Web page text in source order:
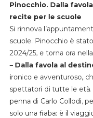
Pinocchio. Dalla
recite per le scuole
Si rinnova
scuole. Pinocchio è
2024/25, e torna ora
– Dalla favola al
ironico e avventuroso,
spettatori di tutte le età.
penna di Carlo Collodi,
solo una fiaba: è il